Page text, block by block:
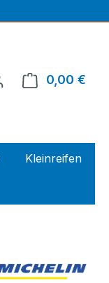
0,00 €
Kleinreifen